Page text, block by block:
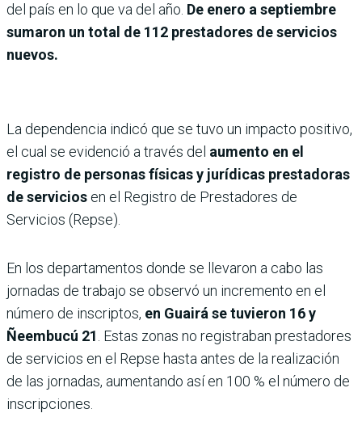
del país en lo que va del año. De enero a septiembre
sumaron un total de 112 prestadores de servicios
nuevos.
La dependencia indicó que se tuvo un impacto positivo,
el cual se evidenció a través del aumento en el
registro de personas físicas y jurídicas prestadoras
de servicios en el Registro de Prestadores de
Servicios (Repse).
En los departamentos donde se llevaron a cabo las
jornadas de trabajo se observó un incremento en el
número de inscriptos, en Guairá se tuvieron 16 y
Ñeembucú 21 . Estas zonas no registraban prestadores
de servicios en el Repse hasta antes de la realización
de las jornadas, aumentando así en 100 % el número de
inscripciones.